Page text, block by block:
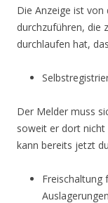
Die Anzeige ist
durchzuführen, die
durchlaufen hat,
Der Melder muss
soweit er dort nicht
kann bereits jetzt
Freischaltung